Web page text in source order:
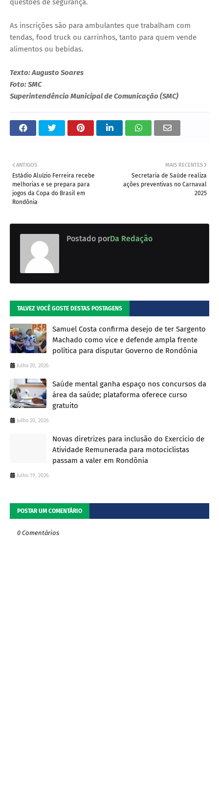
questões de segurança.
As inscrições são para ambulantes que trabalham com
tendas, food truck ou carrinhos, tanto para quem vende
alimentos ou bebidas.
Texto: Augusto Soares
Foto: SMC
Superintendência Municipal de Comunicação (SMC)
MAIS RECENTES
Secretaria de Saúde realiza
ações preventivas no Carnaval
2025
ANTIGOS
Estádio Aluízio Ferreira recebe
melhorias e se prepara para
jogos da Copa do Brasil em
Rondônia
Postado porDa Redação
TALVEZ VOCÊ GOSTE DESTAS POSTAGENS
Samuel Costa confirma desejo de ter Sargento
Machado como vice e defende ampla frente
política para disputar Governo de Rondônia
Julho 20, 2026
Saúde mental ganha espaço nos concursos da
área da saúde; plataforma oferece curso
gratuito
Julho 20, 2026
Novas diretrizes para inclusão do Exercício de
Atividade Remunerada para motociclistas
passam a valer em Rondônia
Julho 19, 2026
POSTAR UM COMENTÁRIO
0 Comentários